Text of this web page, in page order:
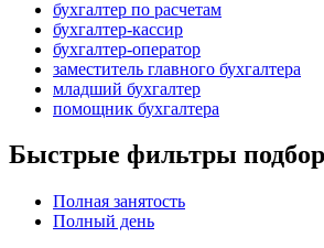
бухгалтер по расчетам
бухгалтер-кассир
бухгалтер-оператор
заместитель главного бухгалтера
младший бухгалтер
помощник бухгалтера
Быстрые фильтры
Полная занятость
Полный день